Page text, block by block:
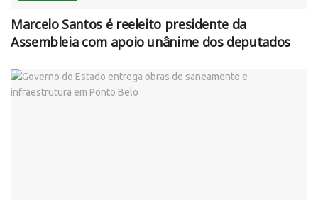
Marcelo Santos é reeleito presidente da
Assembleia com apoio unânime dos deputados